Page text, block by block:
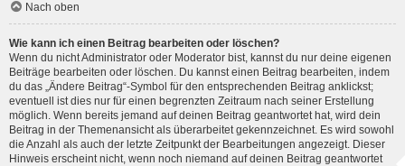
Nach oben
Wie kann ich einen Beitrag bearbeiten oder löschen?
Wenn du nicht Administrator oder Moderator bist, kannst du nur deine eigenen
Beiträge bearbeiten oder löschen. Du kannst einen Beitrag bearbeiten, indem
du das „Ändere Beitrag“-Symbol für den entsprechenden Beitrag anklickst;
eventuell ist dies nur für einen begrenzten Zeitraum nach seiner Erstellung
möglich. Wenn bereits jemand auf deinen Beitrag geantwortet hat, wird dein
Beitrag in der Themenansicht als überarbeitet gekennzeichnet. Es wird sowohl
die Anzahl als auch der letzte Zeitpunkt der Bearbeitungen angezeigt. Dieser
Hinweis erscheint nicht, wenn noch niemand auf deinen Beitrag geantwortet